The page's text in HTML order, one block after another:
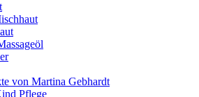
von Martina Gebhardt
Pflege